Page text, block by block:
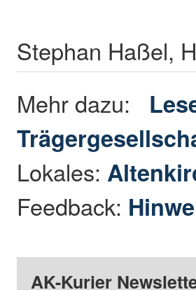
Stephan Haßel,
Mehr dazu:
Lokales:
Feedback:
AK-Kurier